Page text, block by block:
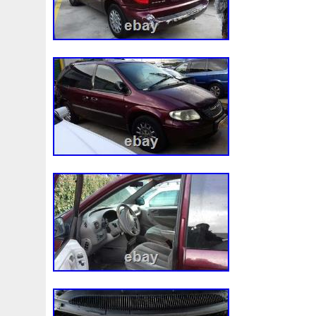
problème avec la commande, veuillez
nous vous répondrons dans les
rapide. Vous cherchez des pièces auto
avons plus de 1 500 000 pièces
entrepôts! Envoyez-nous simplement un
référence de la pièce souhaitée et nous
dans les meilleurs délais. Le service
absolue! À propos de nous. Vous avez
RRRCarID:ALD18275
RRRPartCategoryID:233.